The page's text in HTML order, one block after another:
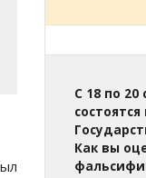
С 18 по 20
Как вы